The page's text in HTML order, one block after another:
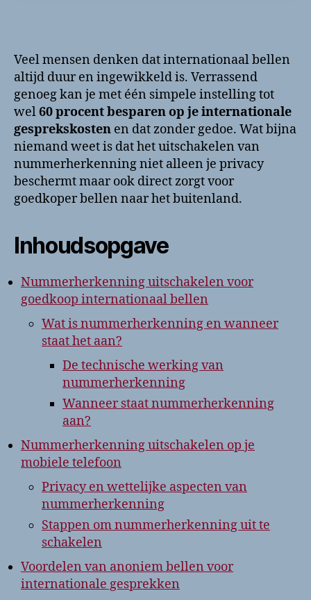
Veel mensen denken dat internationaal bellen
altijd duur en ingewikkeld is. Verrassend
genoeg kan je met één simpele instelling tot
wel60 procent besparen op je internationale
gesprekskosten en dat zonder gedoe. Wat bijna
niemand weet is dat het uitschakelen van
nummerherkenning niet alleen je privacy
beschermt maar ook direct zorgt voor
goedkoper bellen naar het buitenland.
Inhoudsopgave
Nummerherkenning uitschakelen voor
goedkoop internationaal bellen
Wat is nummerherkenning en wanneer
staat het aan?
De technische werking van
nummerherkenning
Wanneer staat nummerherkenning
aan?
Nummerherkenning uitschakelen op je
mobiele telefoon
Privacy en wettelijke aspecten van
nummerherkenning
Stappen om nummerherkenning uit te
schakelen
Voordelen van anoniem bellen voor
internationale gesprekken